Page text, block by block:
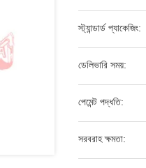
স্ট্যান্ডার্ড প্যাকেজিং:
ডেলিভারি সময়:
পেমেন্ট পদ্ধতি:
সরবরাহ ক্ষমতা: